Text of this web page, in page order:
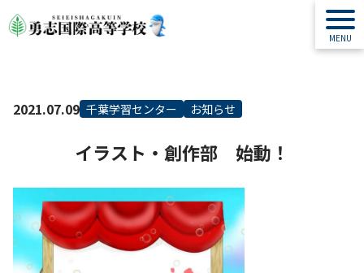
2021.07.09 千葉学習センター お知らせ
イラスト・創作部 始動！